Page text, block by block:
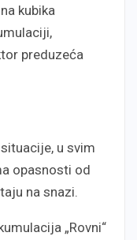
kubika
preduzeća
u svim
opasnosti od
na snazi.
„Rovni“